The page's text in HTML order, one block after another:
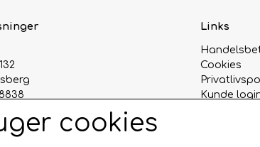
Links
Cookies
Kunde
cookies